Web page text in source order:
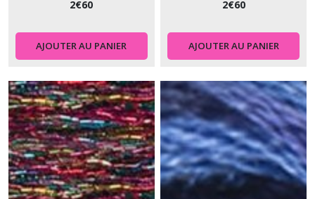
2€60
AJOUTER AU PANIER
2€60
AJOUTER AU PANIER
-
-
-
DMC
617
Etoile
(35)